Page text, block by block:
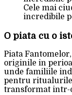
Cele mai
incredibile
O piata cu o
Piata
originile in
unde familiile
pentru ritualurile
transformat intr-